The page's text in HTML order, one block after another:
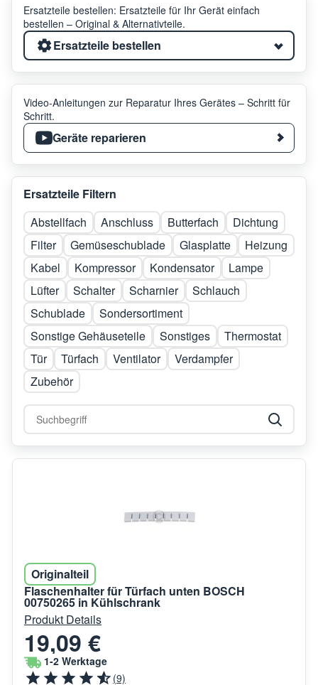
Ersatzteile bestellen: Ersatzteile für Ihr Gerät einfach
bestellen – Original & Alternativteile.
Ersatzteile bestellen
Video-Anleitungen zur Reparatur Ihres Gerätes – Schritt für
Schritt.
Geräte reparieren
Ersatzteile Filtern
Abstellfach
Anschluss Butterfach
Dichtung
Filter
Gemüseschublade Glasplatte
Heizung
Kabel
Kompressor Kondensator
Lampe
Lüfter
Schalter Scharnier
Schlauch
Schublade
Sondersortiment
Sonstige Gehäuseteile
Sonstiges
Thermostat
Tür
Türfach Ventilator
Verdampfer
Zubehör
Originalteil
Flaschenhalter für Türfach unten BOSCH
00750265 in Kühlschrank
Produkt Details
19,09 €
1-2 Werktage
(9)